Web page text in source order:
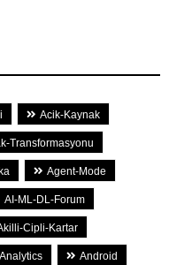
Acik-Kaynak
Transformasyonu
Agent-Mode
AI-ML-DL-Forum
Cipli-Kartar
Analytics Android